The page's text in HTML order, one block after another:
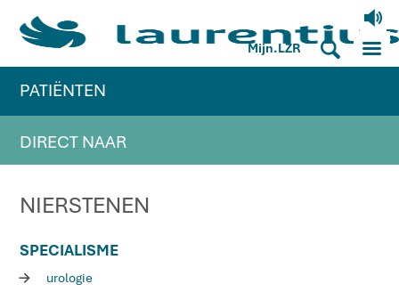
V
Mijn.LZR S M
PATIËNTEN
DIRECT NAAR
NIERSTENEN
SPECIALISME
R urologie